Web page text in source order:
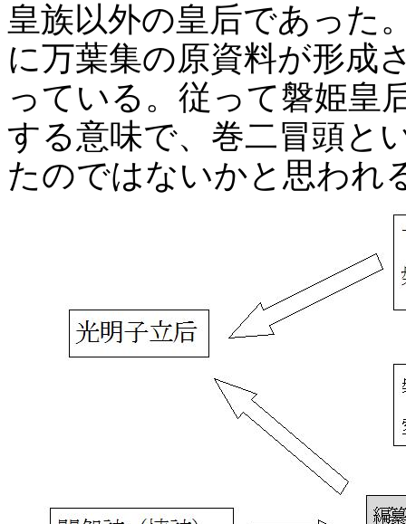
皇族以外の皇后であっ
に万葉集の原資料が形成
っている。従って磐姫皇
する意味で、巻二冒頭と
たのではないかと思われ